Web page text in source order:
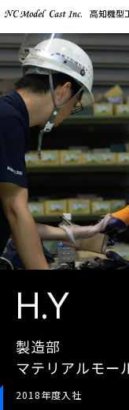
H.Y
製造部
マテリアルモー
2018年度入社